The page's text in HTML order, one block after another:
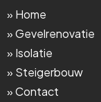
» Home
» Gevelrenovatie
» Isolatie
» Steigerbouw
» Contact